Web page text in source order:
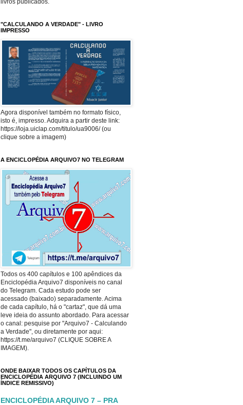
livros publicados.
"CALCULANDO A VERDADE" - LIVRO
IMPRESSO
Agora disponível também no formato físico,
isto é, impresso. Adquira a partir deste link:
https://loja.uiclap.com/titulo/ua9006/ (ou
clique sobre a imagem)
A ENCICLOPÉDIA ARQUIVO7 NO TELEGRAM
Todos os 400 capítulos e 100 apêndices da
Enciclopédia Arquivo7 disponíveis no canal
do Telegram. Cada estudo pode ser
acessado (baixado) separadamente. Acima
de cada capítulo, há o "cartaz", que dá uma
leve ideia do assunto abordado. Para acessar
o canal: pesquise por "Arquivo7 - Calculando
a Verdade", ou diretamente por aqui:
https://t.me/arquivo7 (CLIQUE SOBRE A
IMAGEM).
ONDE BAIXAR TODOS OS CAPÍTULOS DA
ENCICLOPÉDIA ARQUIVO 7 (INCLUINDO UM
ÍNDICE REMISSIVO)
ENCICLOPÉDIA ARQUIVO 7 – PRA